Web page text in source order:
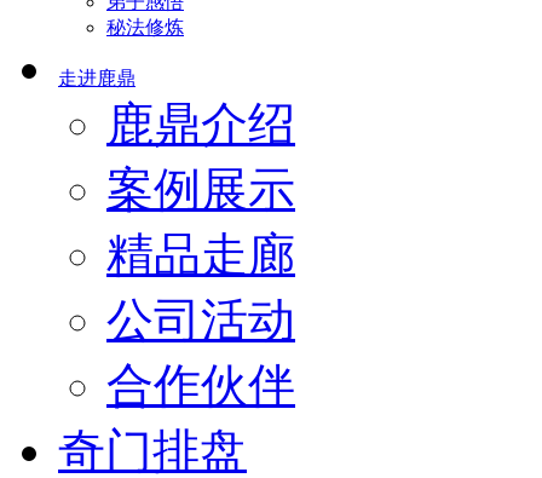
秘法修炼
走进鹿鼎
鹿鼎介绍
案例展示
精品走廊
公司活动
合作伙伴
奇门排盘